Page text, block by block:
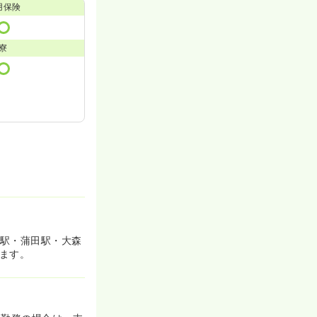
保険
・蒲田駅・大森
す。